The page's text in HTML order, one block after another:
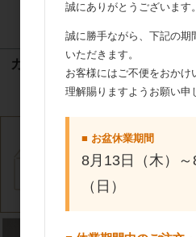
カート
カートは
誠にありがとうございます。
誠に勝手ながら、下記の期
いただきます。
お客様にはご不便をおかけ
理解賜りますようお願い申
■ お盆休業期間
8月13日（木）～
（日）